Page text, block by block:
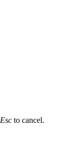
Esc to cancel.